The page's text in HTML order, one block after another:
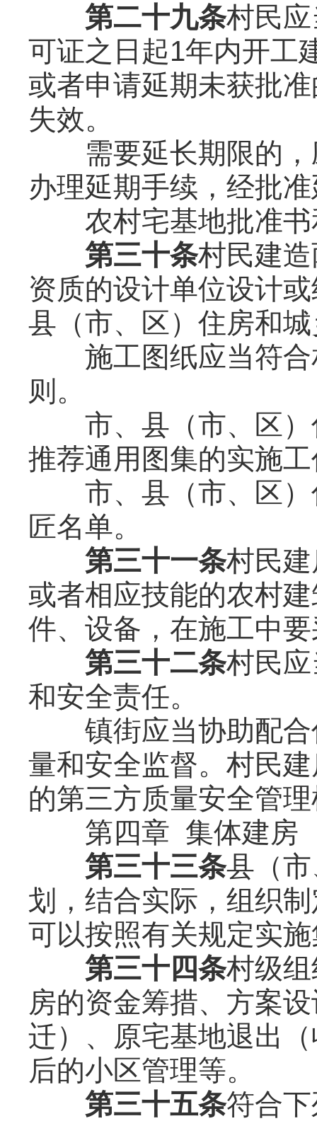
第二十九条村民
可证之日起1年内开工
或者申请延期未获批
失效。
需要延长期限的，
办理延期手续，经批
农村宅基地批准书
第三十条村民建
资质的设计单位设计
县（市、区）住房和
施工图纸应当符合
则。
市、县（市、区）
推荐通用图集的实施
市、县（市、区）
匠名单。
第三十一条村民
或者相应技能的农村
件、设备，在施工中
第三十二条村民
和安全责任。
镇街应当协助配合
量和安全监督。村民
的第三方质量安全管
第四章 集体建房
第三十三条县（
划，结合实际，组织
可以按照有关规定实
第三十四条村级
房的资金筹措、方案
迁）、原宅基地退出
后的小区管理等。
第三十五条符合